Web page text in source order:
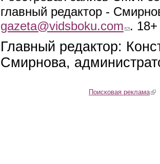
главный редактор -
gazeta@vidsboku.com (link sends e-
. 18+
Главный редактор:
Смирнова,
Поисковая реклама